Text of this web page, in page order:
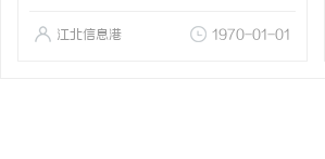
江北信息港 1970-01-01